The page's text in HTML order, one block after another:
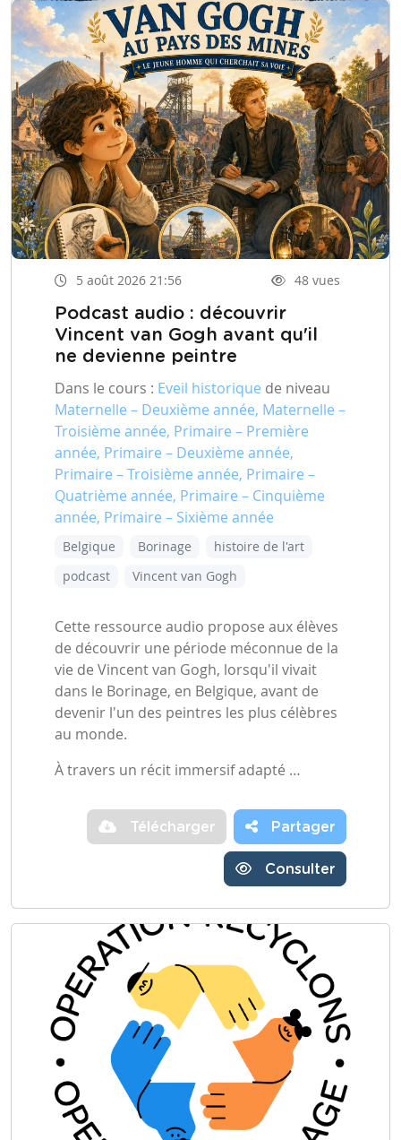
5 août 2026 21:56 48 vues
Podcast audio : découvrir
Vincent van Gogh avant qu'il
ne devienne peintre
Dans le cours : Eveil historique de niveau
Maternelle – Deuxième année, Maternelle –
Troisième année, Primaire – Première
année, Primaire – Deuxième année,
Primaire – Troisième année, Primaire –
Quatrième année, Primaire – Cinquième
année, Primaire – Sixième année
Belgique Borinage
histoire de l'art
podcast
Vincent van Gogh
Cette ressource audio propose aux élèves
de découvrir une période méconnue de la
vie de Vincent van Gogh, lorsqu'il vivait
dans le Borinage, en Belgique, avant de
devenir l'un des peintres les plus célèbres
au monde.
À travers un récit immersif adapté …
Télécharger Partager
Consulter